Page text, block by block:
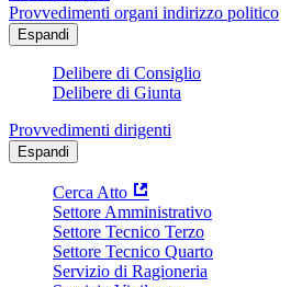
Provvedimenti organi indirizzo politico
Espandi
Delibere di Consiglio
Delibere di Giunta
Provvedimenti dirigenti
Espandi
Cerca Atto
Settore Amministrativo
Settore Tecnico Terzo
Settore Tecnico Quarto
Servizio di Ragioneria